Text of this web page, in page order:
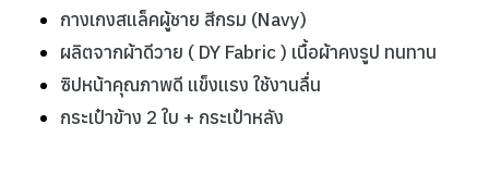
กางเกงสแล็คผู้ชาย สีกรม (Navy)
ผลิตจากผ้าดีวาย ( DY Fabric ) เนื้อผ้าคงรูป ทนทาน
ซิปหน้าคุณภาพดี แข็งแรง ใช้งานลื่น
กระเป๋าข้าง 2 ใบ + กระเป๋าหลัง